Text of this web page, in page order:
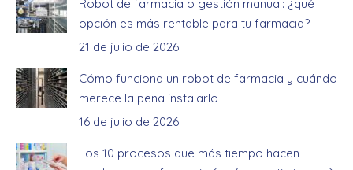
Robot de farmacia o gestión manual: ¿qué
opción es más rentable para tu farmacia?
21 de julio de 2026
Cómo funciona un robot de farmacia y cuándo
merece la pena instalarlo
16 de julio de 2026
Los 10 procesos que más tiempo hacen